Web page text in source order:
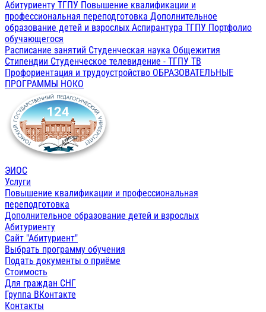
Абитуриенту ТГПУ Повышение квалификации и
профессиональная переподготовка Дополнительное
образование детей и взрослых Аспирантура ТГПУ Портфолио
обучающегося
Расписание занятий Студенческая наука Общежития
Стипендии Студенческое телевидение - ТГПУ ТВ
Профориентация и трудоустройство ОБРАЗОВАТЕЛЬНЫЕ
ПРОГРАММЫ НОКО
ЭИОС
Услуги
Повышение квалификации и профессиональная
переподготовка
Дополнительное образование детей и взрослых
Абитуриенту
Сайт "Абитуриент"
Выбрать программу обучения
Подать документы о приёме
Стоимость
Для граждан СНГ
Группа ВКонтакте
Контакты